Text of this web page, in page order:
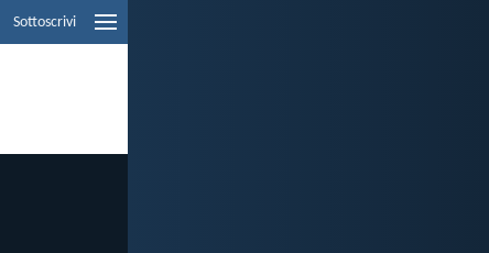
Sottoscrivi